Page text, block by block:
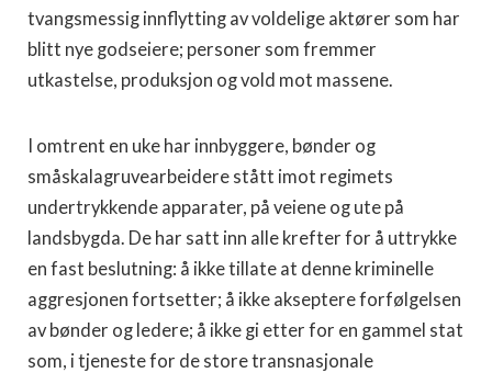
tvangsmessig innflytting av voldelige aktører som har
blitt nye godseiere; personer som fremmer
utkastelse, produksjon og vold mot massene.
I omtrent en uke har innbyggere, bønder og
småskalagruvearbeidere stått imot regimets
undertrykkende apparater, på veiene og ute på
landsbygda. De har satt inn alle krefter for å uttrykke
en fast beslutning: å ikke tillate at denne kriminelle
aggresjonen fortsetter; å ikke akseptere forfølgelsen
av bønder og ledere; å ikke gi etter for en gammel stat
som, i tjeneste for de store transnasjonale